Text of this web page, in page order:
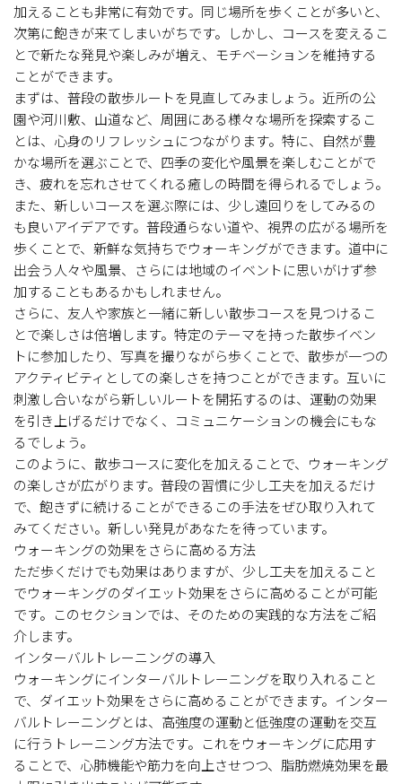
加えることも非常に有効です。同じ場所を歩くことが多いと、
次第に飽きが来てしまいがちです。しかし、コースを変えるこ
とで新たな発見や楽しみが増え、モチベーションを維持する
ことができます。
まずは、普段の散歩ルートを見直してみましょう。近所の公
園や河川敷、山道など、周囲にある様々な場所を探索するこ
とは、心身のリフレッシュにつながります。特に、自然が豊
かな場所を選ぶことで、四季の変化や風景を楽しむことがで
き、疲れを忘れさせてくれる癒しの時間を得られるでしょう。
また、新しいコースを選ぶ際には、少し遠回りをしてみるの
も良いアイデアです。普段通らない道や、視界の広がる場所を
歩くことで、新鮮な気持ちでウォーキングができます。道中に
出会う人々や風景、さらには地域のイベントに思いがけず参
加することもあるかもしれません。
さらに、友人や家族と一緒に新しい散歩コースを見つけるこ
とで楽しさは倍増します。特定のテーマを持った散歩イベン
トに参加したり、写真を撮りながら歩くことで、散歩が一つの
アクティビティとしての楽しさを持つことができます。互いに
刺激し合いながら新しいルートを開拓するのは、運動の効果
を引き上げるだけでなく、コミュニケーションの機会にもな
るでしょう。
このように、散歩コースに変化を加えることで、ウォーキング
の楽しさが広がります。普段の習慣に少し工夫を加えるだけ
で、飽きずに続けることができるこの手法をぜひ取り入れて
みてください。新しい発見があなたを待っています。
ウォーキングの効果をさらに高める方法
ただ歩くだけでも効果はありますが、少し工夫を加えること
でウォーキングのダイエット効果をさらに高めることが可能
です。このセクションでは、そのための実践的な方法をご紹
介します。
インターバルトレーニングの導入
ウォーキングにインターバルトレーニングを取り入れること
で、ダイエット効果をさらに高めることができます。インター
バルトレーニングとは、高強度の運動と低強度の運動を交互
に行うトレーニング方法です。これをウォーキングに応用す
ることで、心肺機能や筋力を向上させつつ、脂肪燃焼効果を最